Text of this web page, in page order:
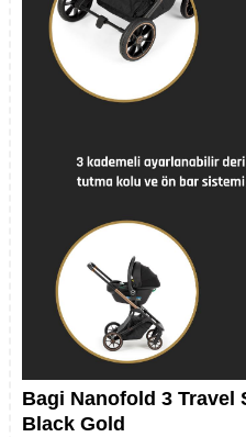
Bagi Nanofold 3 Travel
Black Gold